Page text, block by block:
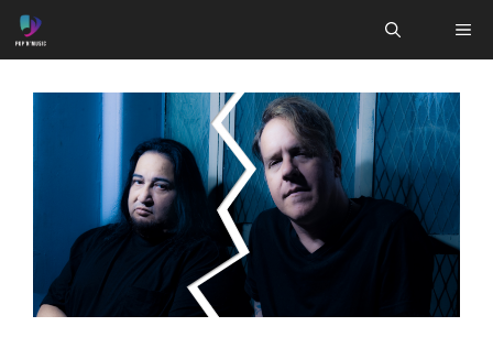
Aller
au